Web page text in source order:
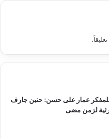
عمار على حسن: حنين جارف
لزمن مضى